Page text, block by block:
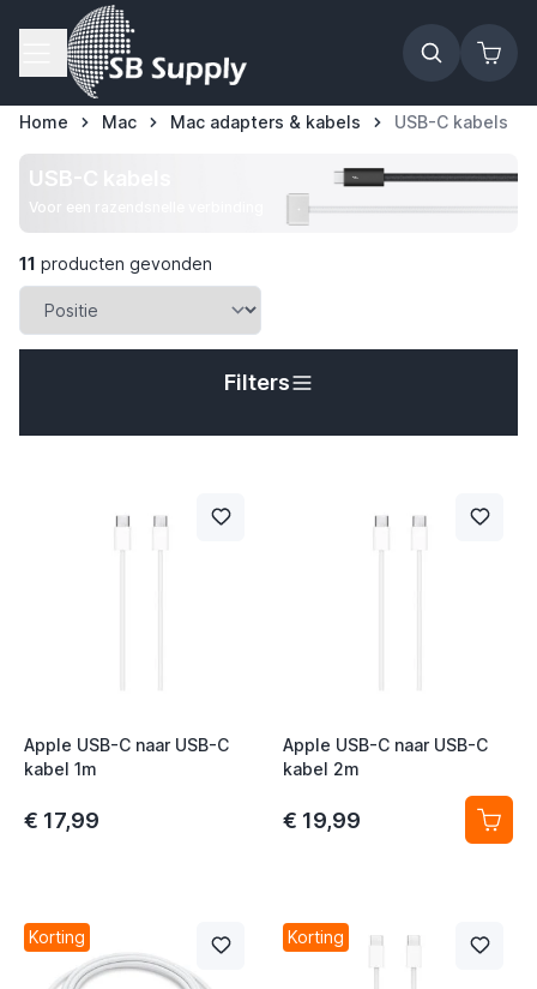
Ga naar de inhoud
Home Mac Mac adapters & kabels USB-C kabels
USB-C kabels
Voor een razendsnelle verbinding
11 producten gevonden
Filters
Apple USB-C naar USB-C
kabel 1m
€ 17,99
Apple USB-C naar USB-C
kabel 2m
€ 19,99
Korting Korting